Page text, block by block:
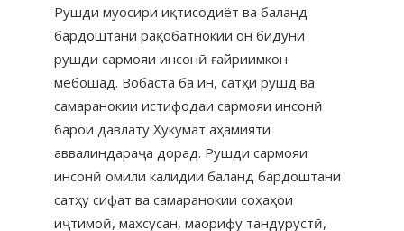
Рушди муосири иқтисодиёт ва баланд
бардоштани рақобатнокии он бидуни
рушди сармояи инсонӣ ғайриимкон
мебошад. Вобаста ба ин, сатҳи рушд ва
самаранокии истифодаи сармояи инсонӣ
барои давлату Ҳукумат аҳамияти
аввалиндараҷа дорад. Рушди сармояи
инсонӣ омили калидии баланд бардоштани
сатҳу сифат ва самаранокии соҳаҳои
иҷтимоӣ, махсусан, маорифу тандурустӣ,